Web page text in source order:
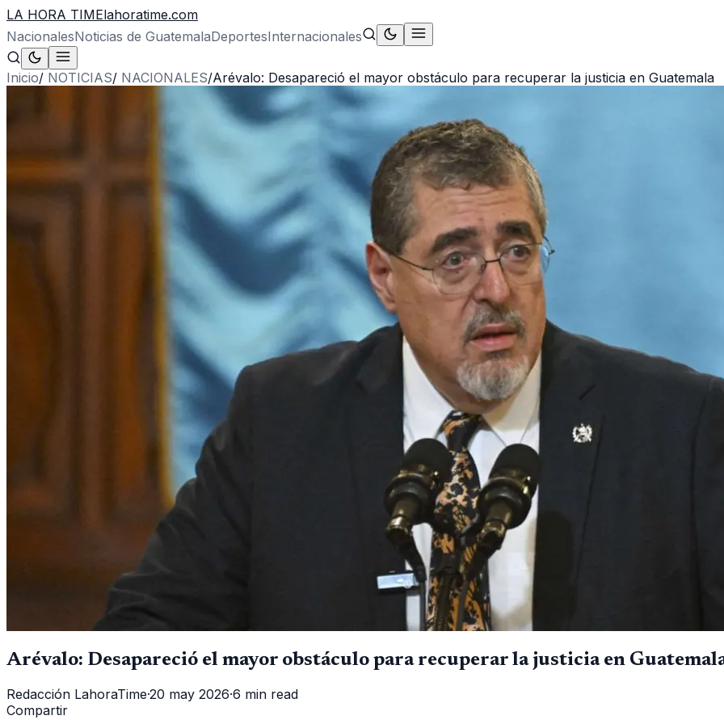
LA HORA TIMElahoratime.com
NacionalesNoticias de GuatemalaDeportesInternacionales
Inicio/ NOTICIAS/ NACIONALES/Arévalo: Desapareció el mayor obstáculo para recuperar la justicia en Guatemala
Arévalo: Desapareció el mayor obstáculo para recuperar la justicia en
Redacción LahoraTime·20 may 2026·6 min read
Compartir